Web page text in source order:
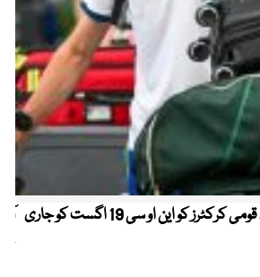
کیریبین پریمیئر لیگ ، قومی کرکٹرز کو این او سی 19 اگست کو جاری